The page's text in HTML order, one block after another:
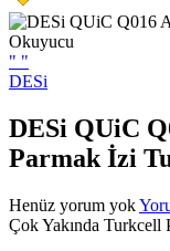
" "
DESi
DESi QUiC
Parmak İzi
Henüz yorum yok
Çok Yakında Turkcell